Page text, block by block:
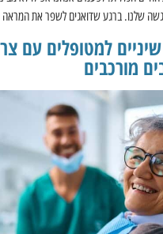
שלנו. ברגע שדואגים לשפר את
למטופלים עם
מורכבים